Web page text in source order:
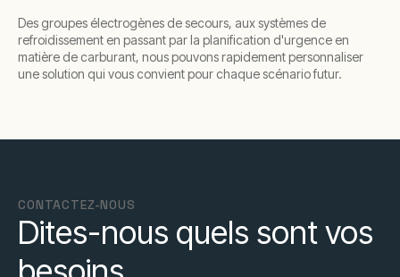
Des groupes électrogènes de secours, aux systèmes de
refroidissement en passant par la planification d'urgence en
matière de carburant, nous pouvons rapidement personnaliser
une solution qui vous convient pour chaque scénario futur.
CONTACTEZ-NOUS
Dites-nous quels sont vos